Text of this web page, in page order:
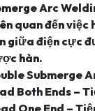
Arc
quan đến việc
giữa điện cực
hàn.
Submerge
Both Ends –
One End –